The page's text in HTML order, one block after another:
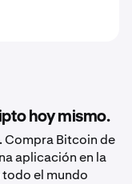
hoy mismo.
Compra Bitcoin de
aplicación en la
el mundo